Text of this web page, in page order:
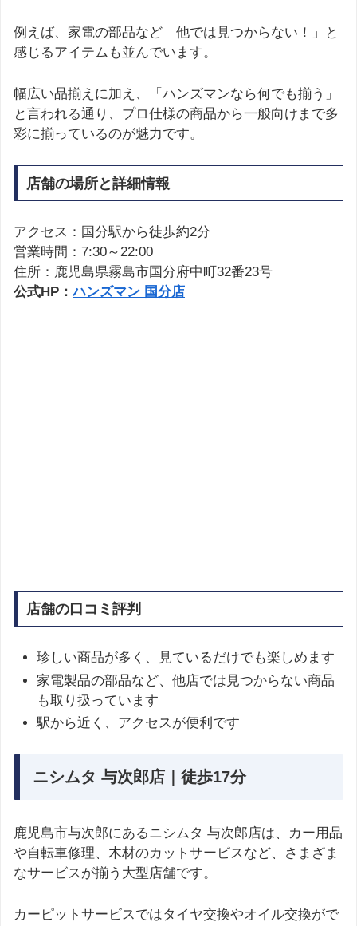
例えば、家電の部品など「他では見つからない！」と
感じるアイテムも並んでいます。
幅広い品揃えに加え、「ハンズマンなら何でも揃う」
と言われる通り、プロ仕様の商品から一般向けまで多
彩に揃っているのが魅力です。
店舗の場所と詳細情報
アクセス：国分駅から徒歩約2分
営業時間：7:30～22:00
住所：鹿児島県霧島市国分府中町32番23号
公式HP：ハンズマン 国分店
店舗の口コミ評判
珍しい商品が多く、見ているだけでも楽しめます
家電製品の部品など、他店では見つからない商品
も取り扱っています
駅から近く、アクセスが便利です
ニシムタ 与次郎店｜徒歩17分
鹿児島市与次郎にあるニシムタ 与次郎店は、カー用品
や自転車修理、木材のカットサービスなど、さまざま
なサービスが揃う大型店舗です。
カーピットサービスではタイヤ交換やオイル交換がで